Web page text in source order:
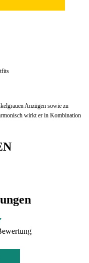
Anzügen sowie zu
wirkt er in Kombination